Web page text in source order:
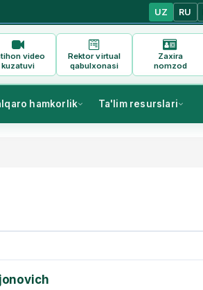
UZ RU
video
kuzatuvi
Rektor virtual
qabulxonasi
Zaxira
nomzod
hamkorlik Ta'lim resurslari